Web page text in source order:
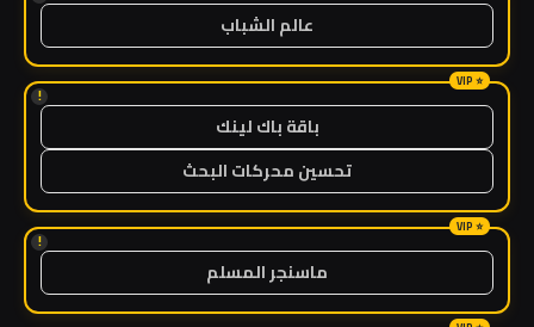
عالم الشباب
!
باقة باك لينك
تحسين محركات البحث
!
ماسنجر المسلم